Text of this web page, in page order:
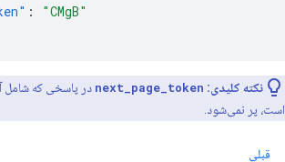
:
"CMgB"
نکته کلیدی: next_page_token در پاسخی که شامل
است، پر نمی‌شود.
قبلی